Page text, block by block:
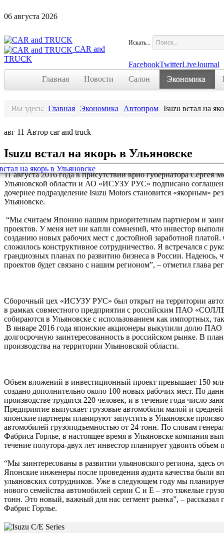
06 августа 2026
CAR and
TRUCK
Искать...
FacebookTwitterLiveJournal
Главная
Новости Салон Экономика
Вы здесь: Главная Экономика Автопром Isuzu встал на
авг 11 Автор car and truck
Isuzu встал на якорь в Ульяновске
11 августа 2016 года в присутствии врио губернатора Сергея
Ульяновской области и АО «ИСУЗУ РУС» подписано
дочернее подразделение Isuzu Motors становится «якорным»
Ульяновске.
“Мы считаем Японию нашим приоритетным партнером и
проектов. У меня нет ни капли сомнений, что инвестор
созданию новых рабочих мест с достойной заработной
сложилось конструктивное сотрудничество. Я встречался с
грандиозных планах по развитию бизнеса в России. Надеюсь,
проектов будет связано с нашим регионом”, – отметил глава
Сборочный цех «ИСУЗУ РУС» был открыт на территории
в рамках совместного предприятия с российским ПАО
собираются в Ульяновске с использованием как импортных,
В январе 2016 года японские акционеры выкупили долю
долгосрочную заинтересованность в российском рынке. В
производства на территории Ульяновской области.
Объем вложений в инвестиционный проект превышает 150
создано дополнительно около 100 новых рабочих мест. По
производстве трудятся 220 человек, и в течение года число
Предприятие выпускает грузовые автомобили малой и
японские партнеры планируют запустить в Ульяновске
автомобилей грузоподъемностью от 24 тонн. По словам
Фабриса Горлье, в настоящее время в Ульяновске компания
течение полутора-двух лет инвестор планирует удвоить объем
“Мы заинтересованы в развитии ульяновского региона,
Японские инженеры после проведения аудита качества были
ульяновских сотрудников. Уже в следующем году мы
нового семейства автомобилей серии С и Е – это тяжелые
тонн. Это новый, важный для нас сегмент рынка”, –
Фабрис Горлье.